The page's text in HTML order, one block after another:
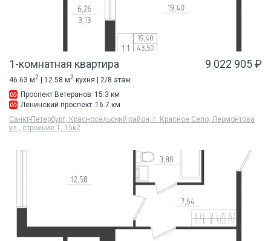
1-комнатная квартира 9 022 905 ₽
46.63 м2 | 12.58 м2 кухня | 2/8 этаж
Проспект Ветеранов 15.3 км
Ленинский проспект 16.7 км
Санкт-Петербург, Красносельский район, г. Красное Село, Лермонтова
ул., строение 1, 15к2